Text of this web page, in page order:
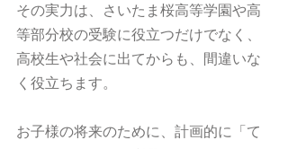
その実力は、さいたま桜高等学園や高
等部分校の受験に役立つだけでなく、
高校生や社会に出てからも、間違いな
く役立ちます。
お子様の将来のために、計画的に「て